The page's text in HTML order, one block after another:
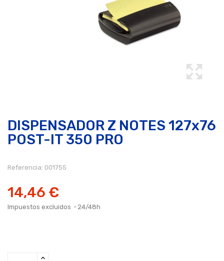
DISPENSADOR Z NOTES 127x76
POST-IT 350 PRO
Referencia: 001755
14,46 €
Impuestos excluidos 24/48h